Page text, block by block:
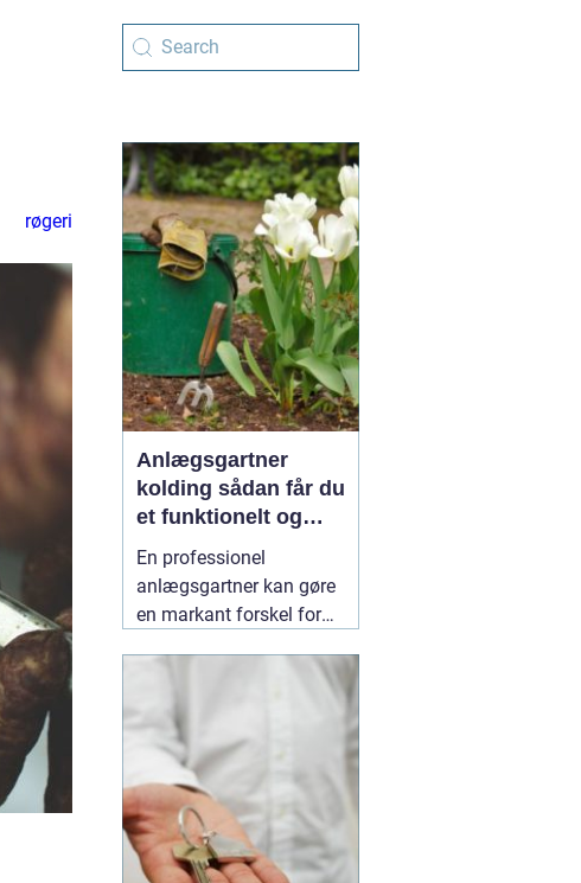
røgeri
Anlægsgartner
kolding sådan får du
et funktionelt og
indbydende uderum
En professionel
anlægsgartner kan gøre
en markant forskel for
funktion i haven. Mange
oplever, at det kan være
svært at få
udendørsarealer til at
fungere i hverdagen. Her
kan06 August 2026